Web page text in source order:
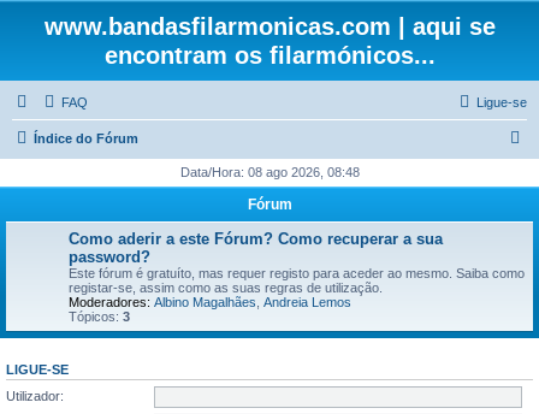
www.bandasfilarmonicas.com | aqui se
encontram os filarmónicos...
FAQ Ligue-se
Índice do Fórum
q
a
Data/Hora: 08 ago 2026, 08:48
Fórum
Como aderir a este Fórum? Como recuperar a sua
password?
Este fórum é gratuíto, mas requer registo para aceder ao mesmo. Saiba como
registar-se, assim como as suas regras de utilização.
Moderadores: Albino Magalhães Andreia Lemos
Tópicos: 3
LIGUE-SE
Utilizador: